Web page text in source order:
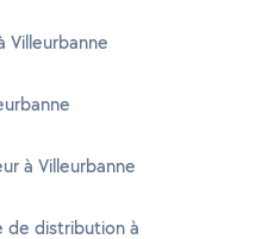
Villeurbanne
à Villeurbanne
de distribution à